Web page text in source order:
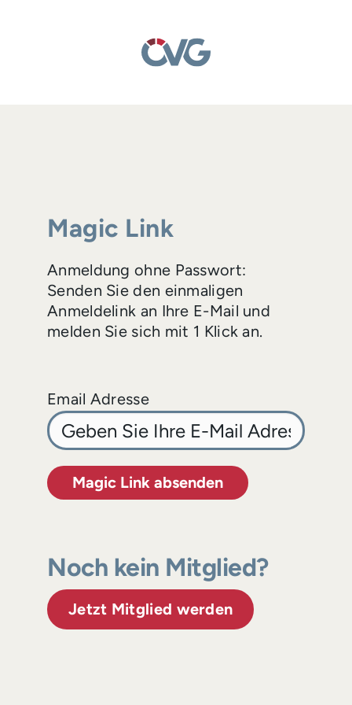
Magic Link
Anmeldung ohne Passwort:
Senden Sie den einmaligen
Anmeldelink an Ihre E-Mail und
melden Sie sich mit 1 Klick an.
Email Adresse
Magic Link absenden
Noch kein Mitglied?
Jetzt Mitglied werden